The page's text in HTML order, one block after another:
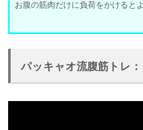
お腹の筋肉だけに負荷をかけると
パッキャオ流腹筋トレ